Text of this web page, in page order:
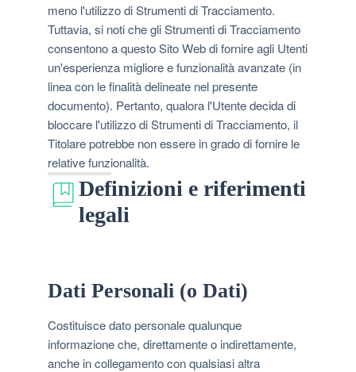
meno l'utilizzo di Strumenti di Tracciamento.
Tuttavia, si noti che gli Strumenti di Tracciamento
consentono a questo Sito Web di fornire agli Utenti
un'esperienza migliore e funzionalità avanzate (in
linea con le finalità delineate nel presente
documento). Pertanto, qualora l'Utente decida di
bloccare l'utilizzo di Strumenti di Tracciamento, il
Titolare potrebbe non essere in grado di fornire le
relative funzionalità.
Definizioni e riferimenti
legali
Dati Personali (o Dati)
Costituisce dato personale qualunque
informazione che, direttamente o indirettamente,
anche in collegamento con qualsiasi altra